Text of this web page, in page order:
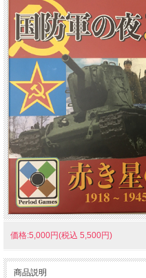
価格:5,000円(税込 5,500円)
商品説明